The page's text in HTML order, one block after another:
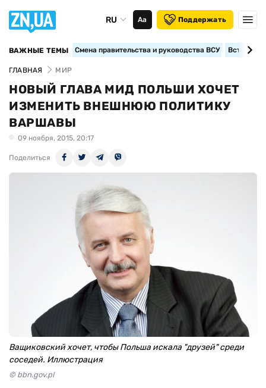
RU Аа Поддержать
ВАЖНЫЕ ТЕМЫ Смена правительства и руководства ВСУ
ГЛАВНАЯ МИР
НОВЫЙ ГЛАВА МИД ПОЛЬШИ ХОЧЕТ
ИЗМЕНИТЬ ВНЕШНЮЮ ПОЛИТИКУ
ВАРШАВЫ
09 ноября, 2015, 20:17
Поделиться
Ващиковский хочет, чтобы Польша искала "друзей" среди
соседей. Иллюстрация
© bbn.gov.pl